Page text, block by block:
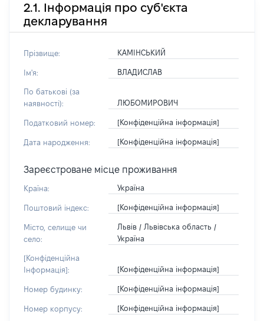
2.1. Інформація про суб'єкта
декларування
Прізвище: КАМІНСЬКИЙ
Ім'я: ВЛАДИСЛАВ
По батькові (за
наявності):
ЛЮБОМИРОВИЧ
Податковий номер: [Конфіденційна інформація]
Дата народження: [Конфіденційна інформація]
Зареєстроване місце проживання
Країна: Україна
Поштовий індекс: [Конфіденційна інформація]
Місто, селище чи
село:
Львів / Львівська область /
Україна
[Конфіденційна
Інформація]:
[Конфіденційна інформація]
Номер будинку: [Конфіденційна інформація]
Номер корпусу: [Конфіденційна інформація]